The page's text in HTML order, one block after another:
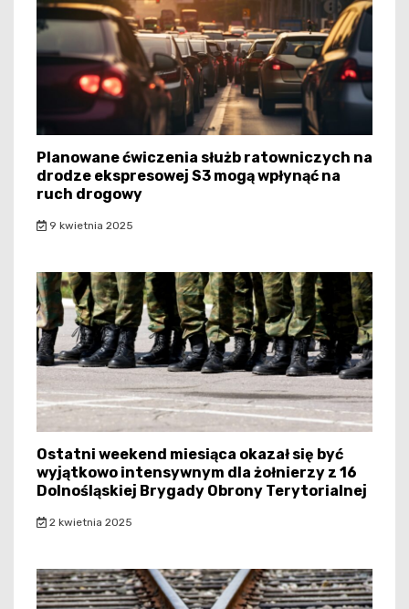
Planowane ćwiczenia służb ratowniczych na
drodze ekspresowej S3 mogą wpłynąć na
ruch drogowy
9 kwietnia 2025
Ostatni weekend miesiąca okazał się być
wyjątkowo intensywnym dla żołnierzy z 16
Dolnośląskiej Brygady Obrony Terytorialnej
2 kwietnia 2025